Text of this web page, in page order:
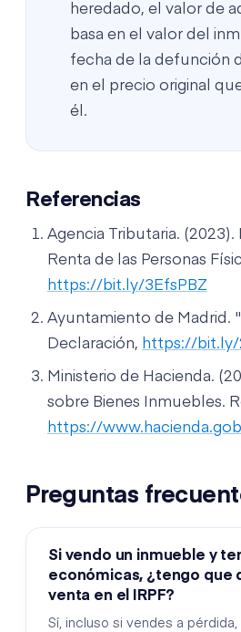
heredado, el valor de
basa en el valor del
fecha de la defunción
en el precio original
él.
Referencias
Agencia Tributaria.
Renta de las Personas
https://bit.ly/3EfsPBZ
Ayuntamiento de Madrid.
Declaración, https://bit.ly/
Ministerio de Hacienda.
sobre Bienes Inmuebles.
https://
Preguntas
Si vendo un inmueble y
económicas, ¿tengo que
venta en el IRPF?
Sí, incluso si vendes a